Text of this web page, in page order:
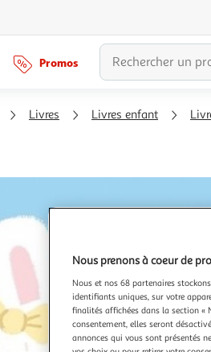
Promos
Livres Livres enfant
Nous prenons à coeur de
Nous et nos 68 partenaires
identifiants uniques, sur votre
finalités affichées dans la section «
consentement, elles seront
annonces qui vous sont présentés